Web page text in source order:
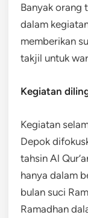
Banyak orang
dalam
memberikan
takjil untuk
Kegiatan
Kegiatan
Depok
tahsin Al
hanya dalam
bulan suci
Ramadhan